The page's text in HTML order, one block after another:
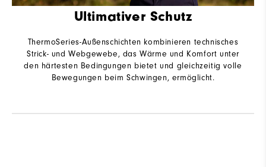
Ultimativer Schutz
ThermoSeries-Außenschichten kombinieren technisches
Strick- und Webgewebe, das Wärme und Komfort unter
den härtesten Bedingungen bietet und gleichzeitig volle
Bewegungen beim Schwingen, ermöglicht.